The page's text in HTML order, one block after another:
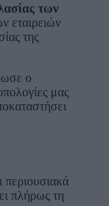
των
εταιρειών
της
ο
μας
περιουσιακά
πλήρως τη